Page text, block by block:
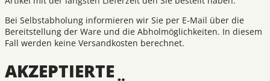
Bei Selbstabholung informieren wir Sie per E-Mail über die
Bereitstellung der Ware und die Abholmöglichkeiten. In diesem
Fall werden keine Versandkosten berechnet.
AKZEPTIERTE